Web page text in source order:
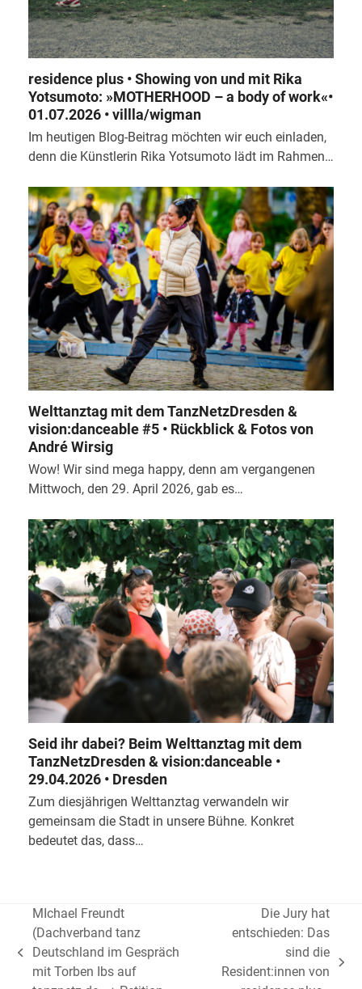
residence plus • Showing von und mit Rika
Yotsumoto: »MOTHERHOOD – a body of work«•
01.07.2026 • villla/wigman
Im heutigen Blog-Beitrag möchten wir euch einladen,
denn die Künstlerin Rika Yotsumoto lädt im Rahmen…
Welttanztag mit dem TanzNetzDresden &
vision:danceable #5 • Rückblick & Fotos von
André Wirsig
Wow! Wir sind mega happy, denn am vergangenen
Mittwoch, den 29. April 2026, gab es…
Seid ihr dabei? Beim Welttanztag mit dem
TanzNetzDresden & vision:danceable •
29.04.2026 • Dresden
Zum diesjährigen Welttanztag verwandeln wir
gemeinsam die Stadt in unsere Bühne. Konkret
bedeutet das, dass…
vorheriger
Beitrag:
MIchael Freundt
(Dachverband tanz
Deutschland im Gespräch
mit Torben Ibs auf
Nächster
Die Jury hat
entschieden: Das
sind die
Resident:innen von